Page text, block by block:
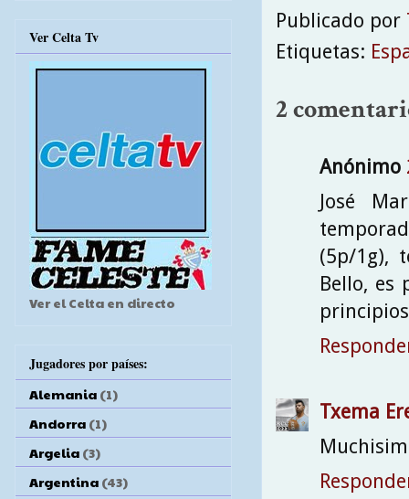
Publicado por
Etiquetas:
2
Anónimo
José
(5p/1g),
Bello, es
Txema
Ver Celta Tv
Ver el Celta en directo
Jugadores por países:
Alemania (1)
Andorra (1)
Argelia (3)
Argentina (43)